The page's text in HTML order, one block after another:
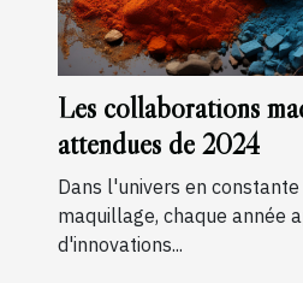
Les collaborations
attendues de 2024
Dans l'univers en
maquillage, chaque année
d'innovations...